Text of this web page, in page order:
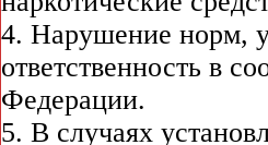
4. Нарушение норм,
ответственность в
Федерации.
5. В случаях